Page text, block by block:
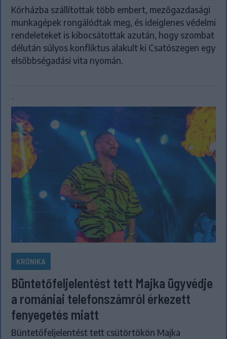
Kórházba szállítottak több embert, mezőgazdasági
munkagépek rongálódtak meg, és ideiglenes védelmi
rendeleteket is kibocsátottak azután, hogy szombat
délután súlyos konfliktus alakult ki Csatószegen egy
elsőbbségadási vita nyomán.
`
KRÓNIKA
Büntetőfeljelentést tett Majka ügyvédje
a romániai telefonszámról érkezett
fenyegetés miatt
Büntetőfeljelentést tett csütörtökön Majka